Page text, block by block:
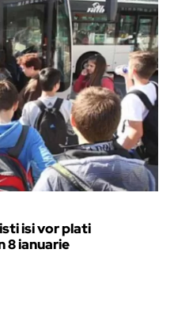
isi vor plati
8 ianuarie